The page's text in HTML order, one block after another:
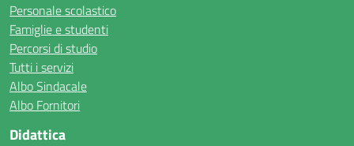
Personale scolastico
Famiglie e studenti
Percorsi di studio
Tutti i servizi
Albo Sindacale
Albo Fornitori
Didattica